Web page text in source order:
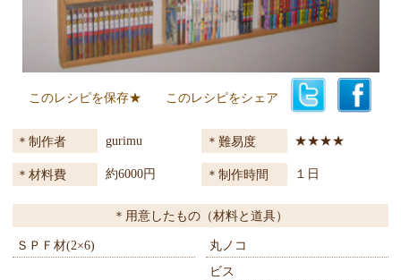
このレシピを保存★ このレシピをシェア
制作者 gurimu 難易度 ★★★★
材料費 約6000円 制作時間 １日
用意したもの（材料と道具）
ＳＰＦ材(2×6)
丸ノコ
ビス